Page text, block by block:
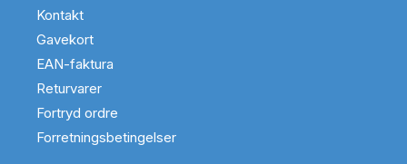
Kontakt
Gavekort
EAN-faktura
Returvarer
Fortryd ordre
Forretningsbetingelser